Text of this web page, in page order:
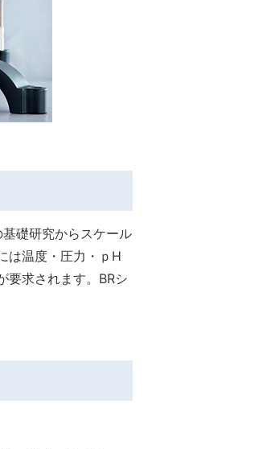
礎研究からスケール
は温度・圧力・ｐH
要求されます。BRシ